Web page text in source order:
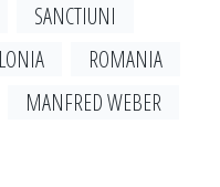
SANCTIUNI
ROMANIA
MANFRED WEBER